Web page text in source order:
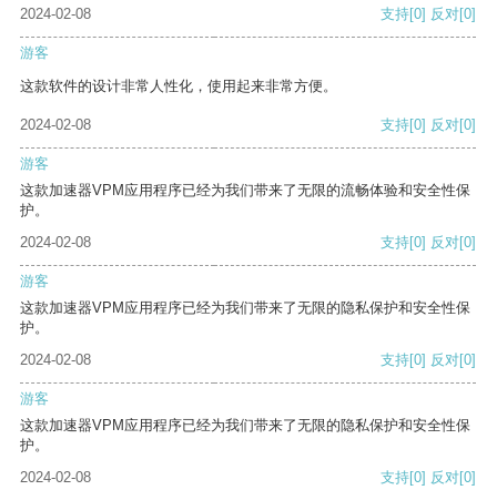
2024-02-08
支持[0] 反对[0]
游客
这款软件的设计非常人性化，使用起来非常方便。
2024-02-08 支持[0] 反对[0]
游客
这款加速器VPM应用程序已经为我们带来了无限的流畅体验和安全性保
护。
2024-02-08
支持[0] 反对[0]
游客
这款加速器VPM应用程序已经为我们带来了无限的隐私保护和安全性保
护。
2024-02-08
支持[0] 反对[0]
游客
这款加速器VPM应用程序已经为我们带来了无限的隐私保护和安全性保
护。
2024-02-08
支持[0] 反对[0]